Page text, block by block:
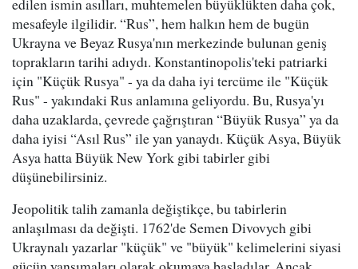
edilen ismin asılları, muhtemelen büyüklükten daha çok,
mesafeyle ilgilidir. “Rus”, hem halkın hem de bugün
Ukrayna ve Beyaz Rusya'nın merkezinde bulunan geniş
toprakların tarihi adıydı. Konstantinopolis'teki patriarki
için "Küçük Rusya" - ya da daha iyi tercüme ile "Küçük
Rus" - yakındaki Rus anlamına geliyordu. Bu, Rusya'yı
daha uzaklarda, çevrede çağrıştıran “Büyük Rusya” ya da
daha iyisi “Asıl Rus” ile yan yanaydı. Küçük Asya, Büyük
Asya hatta Büyük New York gibi tabirler gibi
düşünebilirsiniz.
Jeopolitik talih zamanla değiştikçe, bu tabirlerin
anlaşılması da değişti. 1762'de Semen Divovych gibi
Ukraynalı yazarlar "küçük" ve "büyük" kelimelerini siyasi